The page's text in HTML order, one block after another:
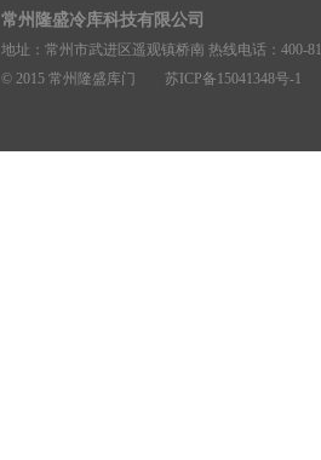
常州隆盛冷库科技有限公司
地址：常州市武进区遥观镇桥南 热线电话：400-
© 2015 常州隆盛库门 苏ICP备15041348号-1